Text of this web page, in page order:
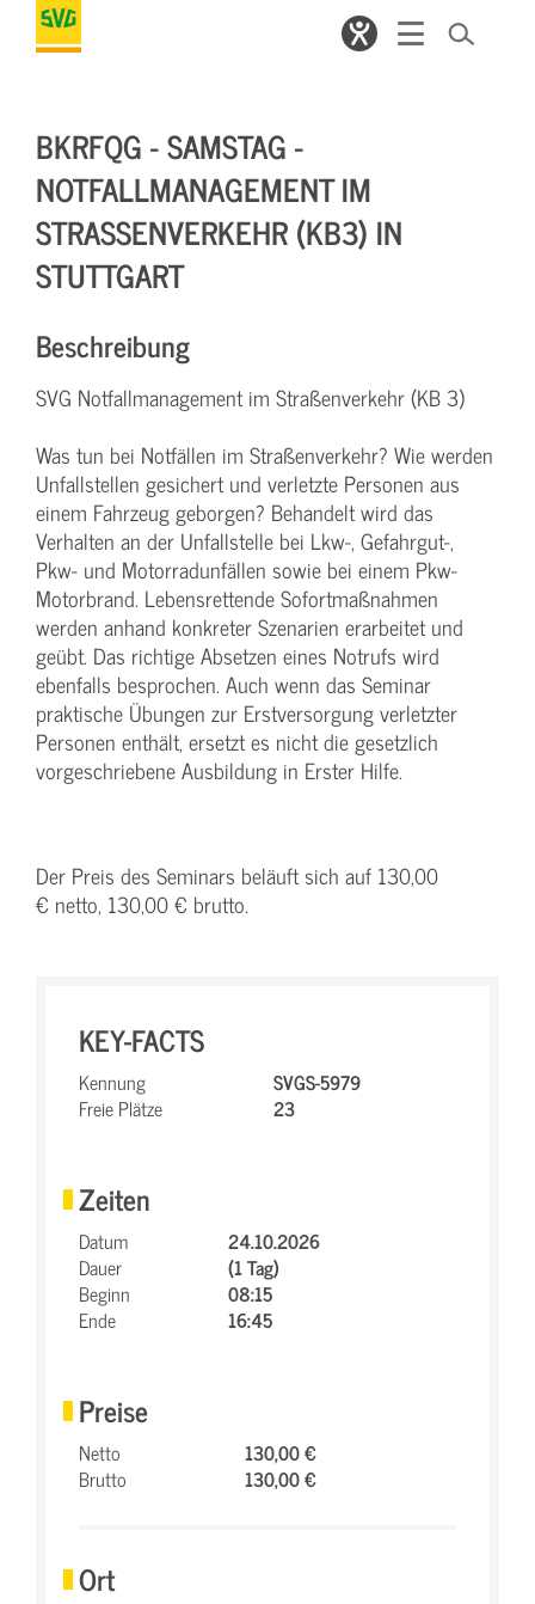
BKRFQG - SAMSTAG -
NOTFALLMANAGEMENT IM
STRASSENVERKEHR (KB3) IN S
TUTTGART
Beschreibung
SVG Notfallmanagement im Straßenverkehr (KB 3)
Was tun bei Notfällen im Straßenverkehr? Wie werden
Unfallstellen gesichert und verletzte Personen aus
einem Fahrzeug geborgen? Behandelt wird das
Verhalten an der Unfallstelle bei Lkw-, Gefahrgut-,
Pkw- und Motorradunfällen sowie bei einem Pkw-
Motorbrand. Lebensrettende Sofortmaßnahmen
werden anhand konkreter Szenarien erarbeitet und
geübt. Das richtige Absetzen eines Notrufs wird
ebenfalls besprochen. Auch wenn das Seminar
praktische Übungen zur Erstversorgung verletzter
Personen enthält, ersetzt es nicht die gesetzlich
vorgeschriebene Ausbildung in Erster Hilfe.
Der Preis des Seminars beläuft sich auf 130,00
€ netto, 130,00 € brutto.
KEY-FACTS
Kennung
SVGS-5979
Freie Plätze
23
Zeiten
Datum
24.10.2026
Dauer
(1 Tag)
Beginn
08:15
Ende
16:45
Preise
Netto
130,00 €
Brutto
130,00 €
Ort